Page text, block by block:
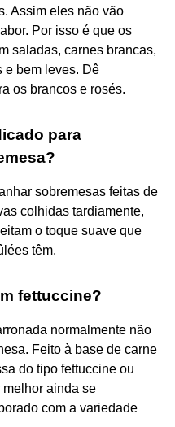
Assim eles não vão
Por isso é que os
saladas, carnes brancas,
e bem leves. Dê
os brancos e rosés.
para
sobremesas feitas de
colhidas tardiamente,
o toque suave que
têm.
fettuccine?
normalmente não
Feito à base de carne
do tipo fettuccine ou
ainda se
com a variedade